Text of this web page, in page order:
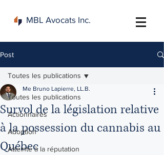
MBL Avocats Inc.
Post
Toutes les publications
Actionnaires
Adoption
Atteinte à la réputation
Toutes les publications
Survol de la législation relative
à la possession du cannabis au
Québec
Me Bruno Lapierre, LL.B.